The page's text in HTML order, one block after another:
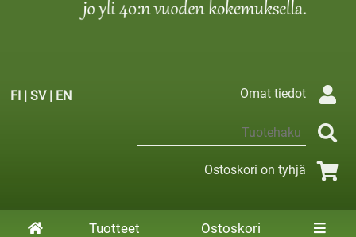
FI | SV| EN Omat tiedot
Ostoskori on tyhjä
Tuotteet Ostoskori